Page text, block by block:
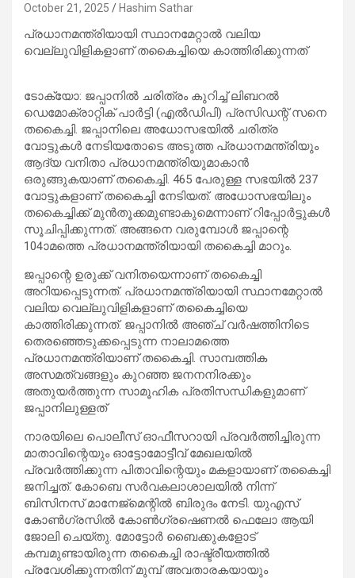
October 21, 2025 Hashim Sathar
പ്രധാനമന്ത്രിയായി സ്ഥാനമേറ്റാല്‍ വലിയ
വെല്ലുവിളികളാണ് തകൈച്ചിയെ കാത്തിരിക്കുന്നത്
ടോക്യോ: ജപ്പാനില്‍ ചരിത്രം കുറിച്ച് ലിബറല്‍
ഡെമോക്രാറ്റിക് പാര്‍ട്ടി (എല്‍ഡിപി) പ്രസിഡന്റ് സനെ
തകൈച്ചി. ജപ്പാനിലെ അധോസഭയില്‍ ചരിത്ര
വോട്ടുകള്‍ നേടിയതോടെ അടുത്ത പ്രധാനമന്ത്രിയും
ആദ്യ വനിതാ പ്രധാനമന്ത്രിയുമാകാന്‍
ഒരുങ്ങുകയാണ് തകൈച്ചി. 465 പേരുള്ള സഭയില്‍ 237
വോട്ടുകളാണ് തകൈച്ചി നേടിയത്. അധോസഭയിലും
തകൈച്ചിക്ക് മുന്‍തൂക്കമുണ്ടാകുമെന്നാണ് റിപ്പോര്‍ട്ടുകള്‍
സൂചിപ്പിക്കുന്നത്. അങ്ങനെ വരുമ്പോള്‍ ജപ്പാന്റെ
104ാമത്തെ പ്രധാനമന്ത്രിയായി തകൈച്ചി മാറും.
ജപ്പാന്റെ ഉരുക്ക് വനിതയെന്നാണ് തകൈച്ചി
അറിയപ്പെടുന്നത്. പ്രധാനമന്ത്രിയായി സ്ഥാനമേറ്റാല്‍
വലിയ വെല്ലുവിളികളാണ് തകൈച്ചിയെ
കാത്തിരിക്കുന്നത്. ജപ്പാനില്‍ അഞ്ച് വര്‍ഷത്തിനിടെ
തെരഞ്ഞെടുക്കപ്പെടുന്ന നാലാമത്തെ
പ്രധാനമന്ത്രിയാണ് തകൈച്ചി. സാമ്പത്തിക
അസമത്വങ്ങളും കുറഞ്ഞ ജനനനിരക്കും
അതുയര്‍ത്തുന്ന സാമൂഹിക പ്രതിസന്ധികളുമാണ്
ജപ്പാനിലുള്ളത്
നാരയിലെ പൊലീസ് ഓഫീസറായി പ്രവര്‍ത്തിച്ചിരുന്ന
മാതാവിന്റെയും ഓട്ടോമോട്ടീവ് മേഖലയില്‍
പ്രവര്‍ത്തിക്കുന്ന പിതാവിന്റെയും മകളായാണ് തകൈച്ചി
ജനിച്ചത്. കോബെ സര്‍വകലാശാലയില്‍ നിന്ന്
ബിസിനസ് മാനേജ്‌മെന്റില്‍ ബിരുദം നേടി. യുഎസ്
കോണ്‍ഗ്രസില്‍ കോണ്‍ഗ്രഷെണല്‍ ഫെലോ ആയി
ജോലി ചെയ്തു. മോട്ടോര്‍ ബൈക്കുകളോട്
കമ്പമുണ്ടായിരുന്ന തകൈച്ചി രാഷ്ട്രീയത്തില്‍
പ്രവേശിക്കുന്നതിന് മുമ്പ് അവതാരകയായും